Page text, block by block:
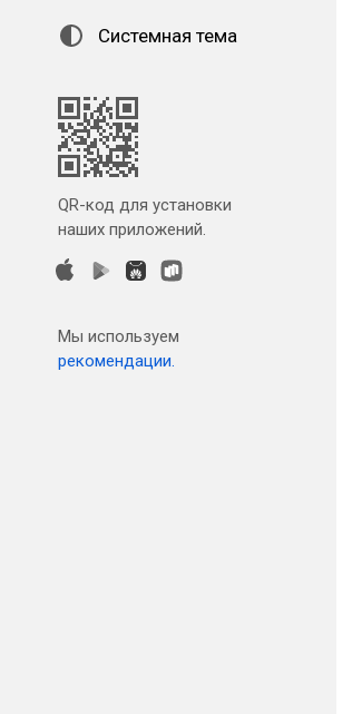
Системная тема
QR-код для установки
наших приложений.
Мы используем
рекомендации.